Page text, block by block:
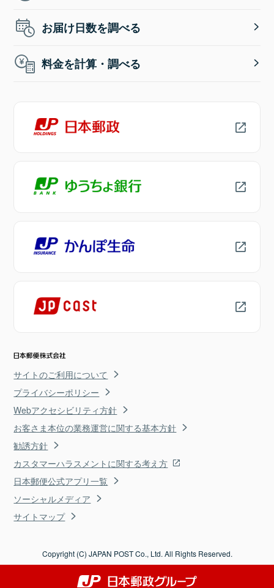
お届け日数を調べる
料金を計算・調べる
サイトのご利用について
プライバシーポリシー
Webアクセシビリティ方針
お客さま本位の業務運営に関する基本方針
勧誘方針
カスタマーハラスメントに関する考え方
日本郵便公式アプリ一覧
ソーシャルメディア
サイトマップ
Copyright (C) JAPAN POST Co., Ltd. All Rights Reserved.